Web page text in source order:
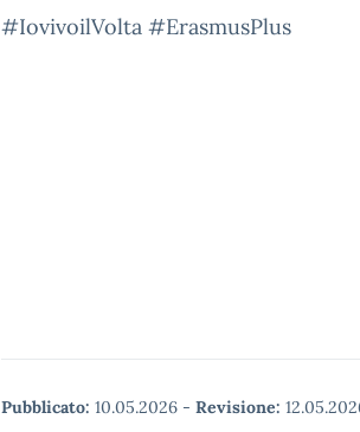
#IovivoilVolta #ErasmusPlus
Pubblicato: 10.05.2026 - Revisione: